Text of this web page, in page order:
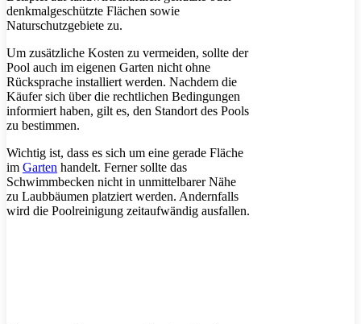
denkmalgeschützte Flächen sowie
Naturschutzgebiete zu.
Um zusätzliche Kosten zu vermeiden, sollte der
Pool auch im eigenen Garten nicht ohne
Rücksprache installiert werden. Nachdem die
Käufer sich über die rechtlichen Bedingungen
informiert haben, gilt es, den Standort des Pools
zu bestimmen.
Wichtig ist, dass es sich um eine gerade Fläche
im Garten handelt. Ferner sollte das
Schwimmbecken nicht in unmittelbarer Nähe
zu Laubbäumen platziert werden. Andernfalls
wird die Poolreinigung zeitaufwändig ausfallen.